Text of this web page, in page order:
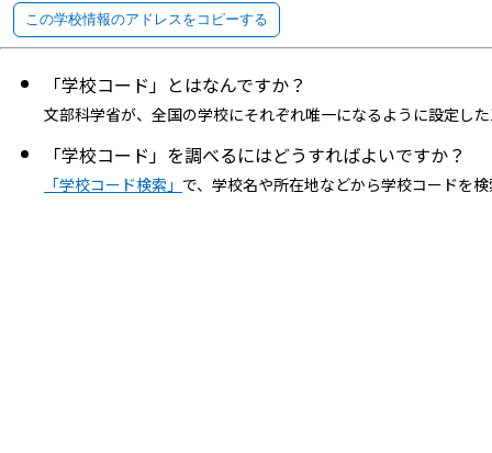
この学校情報のアドレスをコピーする
「学校コード」とはなんですか？
文部科学省が、全国の学校にそれぞれ唯一になるように設定し
「学校コード」を調べるにはどうすればよいですか？
「学校コード検索」 で、学校名や所在地などから学校コードを